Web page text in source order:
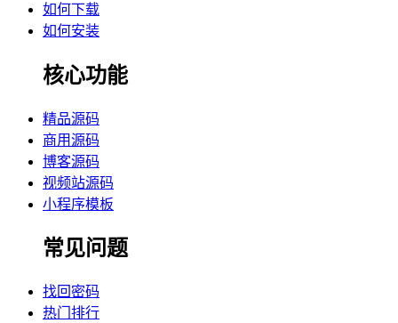
如何下载
如何安装
核心功能
精品源码
商用源码
博客源码
视频站源码
小程序模板
常见问题
找回密码
热门排行